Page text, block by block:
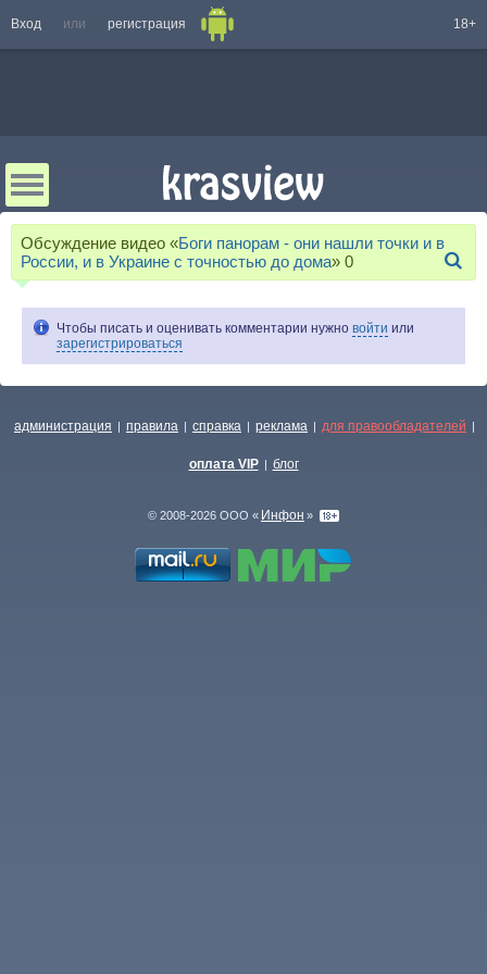
Вход или регистрация 18+
Обсуждение видео «Боги панорам - они нашли точки и в
России, и в Украине с точностью до дома» 0
Чтобы писать и оценивать комментарии нужно войти или
зарегистрироваться
администрация | правила | справка | реклама | для правообладателей |
оплата VIP | блог
© 2008-2026 ООО « Инфон »